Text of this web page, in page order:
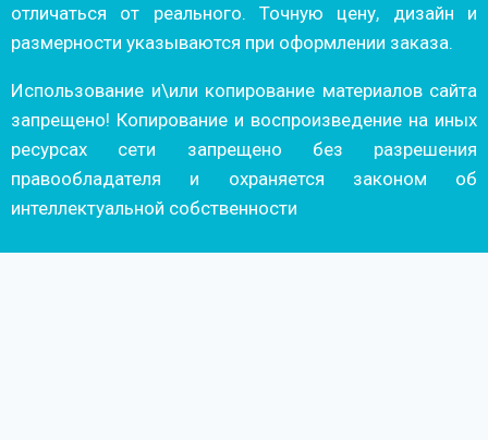
отличаться от реального. Точную цену, дизайн и
размерности указываются при оформлении заказа.
Использование и\или копирование материалов сайта
запрещено! Копирование и воспроизведение на иных
ресурсах сети запрещено без разрешения
правообладателя и охраняется законом об
интеллектуальной собственности